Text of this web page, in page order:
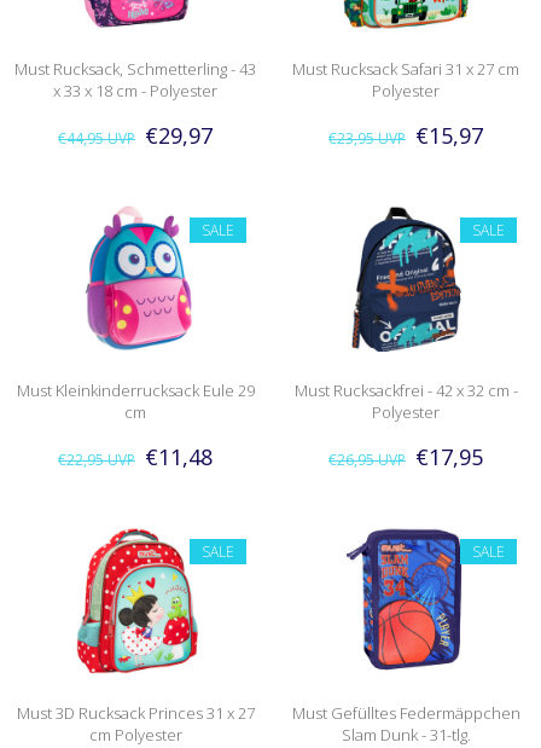
Must Rucksack, Schmetterling - 43
x 33 x 18 cm - Polyester
€44,95UVP €29,97
Must Rucksack Safari 31 x 27 cm
Polyester
€23,95UVP €15,97
SALE
Must Kleinkinderrucksack Eule 29
cm
€22,95UVP €11,48
SALE
Must Rucksackfrei - 42 x 32 cm -
Polyester
€26,95UVP €17,95
SALE
Must 3D Rucksack Princes 31 x 27
cm Polyester
SALE
Must Gefülltes Federmäppchen
Slam Dunk - 31-tlg.